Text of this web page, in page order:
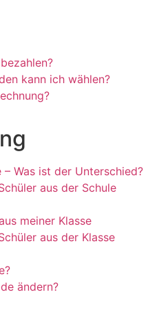
kann ich wählen?
Was ist der Unterschied?
aus der Schule
meiner Klasse
aus der Klasse
ändern?